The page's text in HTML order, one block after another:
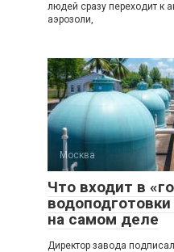
людей сразу переходит к
аэрозоли,
Москва
Что входит в
на самом деле
Директор завода